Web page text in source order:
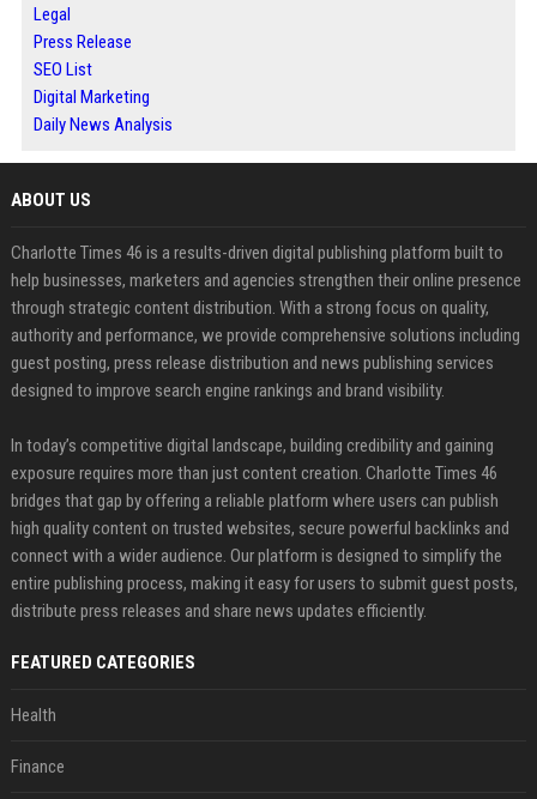
Legal
Press Release
SEO List
Digital Marketing
Daily News Analysis
ABOUT US
Charlotte Times 46 is a results-driven digital publishing platform built to
help businesses, marketers and agencies strengthen their online presence
through strategic content distribution. With a strong focus on quality,
authority and performance, we provide comprehensive solutions including
guest posting, press release distribution and news publishing services
designed to improve search engine rankings and brand visibility.
In today’s competitive digital landscape, building credibility and gaining
exposure requires more than just content creation. Charlotte Times 46
bridges that gap by offering a reliable platform where users can publish
high quality content on trusted websites, secure powerful backlinks and
connect with a wider audience. Our platform is designed to simplify the
entire publishing process, making it easy for users to submit guest posts,
distribute press releases and share news updates efficiently.
FEATURED CATEGORIES
Health
Finance